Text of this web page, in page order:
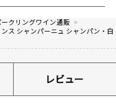
クリングワイン通販 >
ス シャンパーニュ シャンパン・白
レビュー